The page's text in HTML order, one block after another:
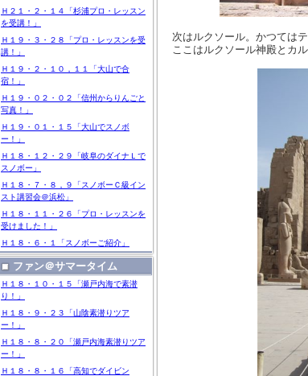
Ｈ２１・２・１４「杉浦プロ・レッスン
を受講！」
Ｈ１９・３・２８「プロ・レッスンを受
講！」
Ｈ１９・２・１０，１１「大山で合
宿！」
Ｈ１９・０２・０２「信州からりんごと
写真！」
Ｈ１９・０１・１５「大山でスノボ
ー！」
Ｈ１８・１２・２９「岐阜のダイナＬで
スノボー」
Ｈ１８・７・８，９「スノボーＣ級イン
スト講習会＠浜松」
Ｈ１８・１１・２６「プロ・レッスンを
受けました！」
Ｈ１８・６・１「スノボーご紹介」
ファン＠サマータイム
Ｈ１８・１０・１５「瀬戸内海で素潜
り！」
Ｈ１８・９・２３「山陰素潜りツア
ー！」
Ｈ１８・８・２０「瀬戸内海素潜りツア
ー！」
Ｈ１８・８・１６「高知でダイビン
次はルクソール。かつては
ここはルクソール神殿とカ